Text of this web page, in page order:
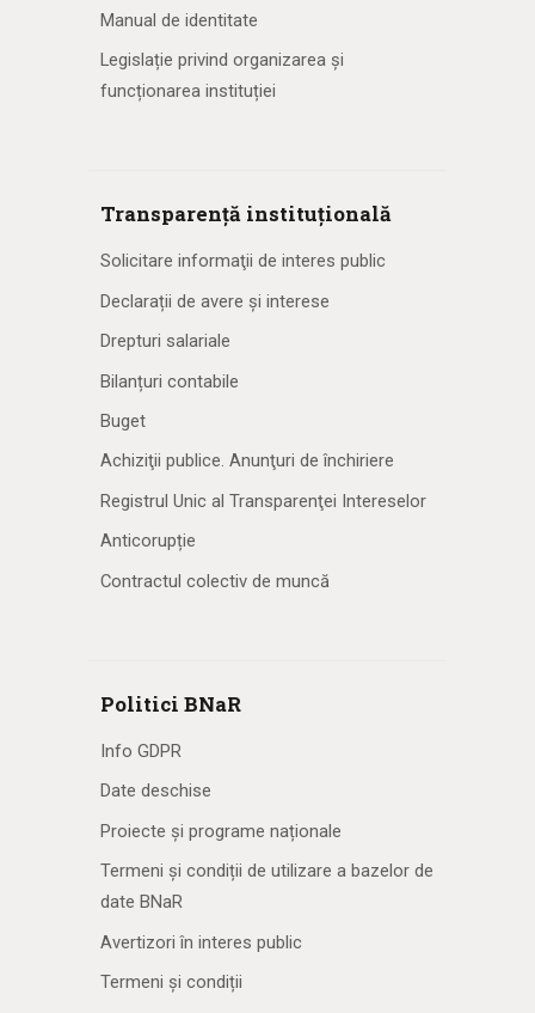
Manual de identitate
Legislație privind organizarea și
funcționarea instituției
Transparență instituțională
Solicitare informaţii de interes public
Declarații de avere și interese
Drepturi salariale
Bilanțuri contabile
Buget
Achiziţii publice. Anunţuri de închiriere
Registrul Unic al Transparenţei Intereselor
Anticorupție
Contractul colectiv de muncă
Politici BNaR
Info GDPR
Date deschise
Proiecte și programe naționale
Termeni și condiții de utilizare a bazelor de
date BNaR
Avertizori în interes public
Termeni și condiții